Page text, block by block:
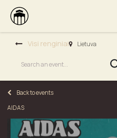
Visi renginiai Lietuva
Back to events
AIDAS